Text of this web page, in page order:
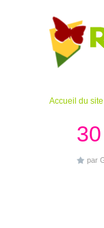
Accueil du site
par